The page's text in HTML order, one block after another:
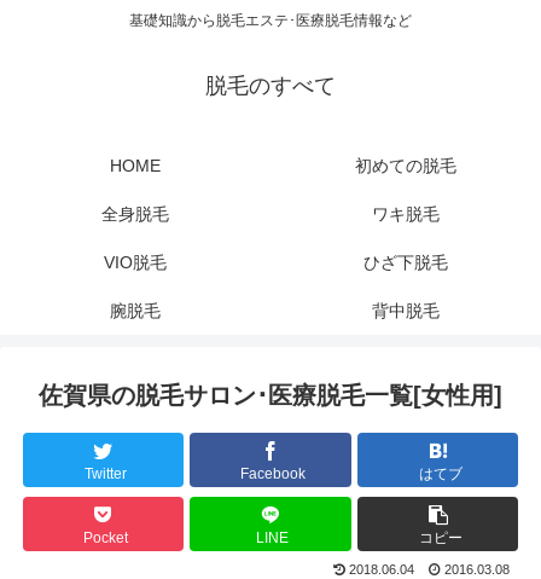
基礎知識から脱毛エステ･医療脱毛情報など
脱毛のすべて
HOME 初めての脱毛
全身脱毛 ワキ脱毛
VIO脱毛 ひざ下脱毛
腕脱毛 背中脱毛
佐賀県の脱毛サロン･医療脱毛一覧[女性用]
Twitter Facebook はてブ
Pocket LINE コピー
2018.06.04 2016.03.08